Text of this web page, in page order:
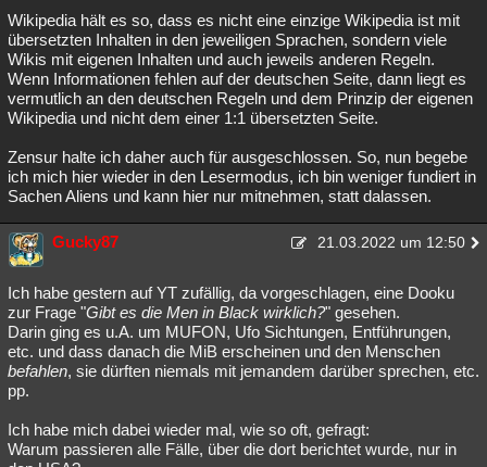
Wikipedia hält es so, dass es nicht eine einzige Wikipedia ist mit
übersetzten Inhalten in den jeweiligen Sprachen, sondern viele
Wikis mit eigenen Inhalten und auch jeweils anderen Regeln.
Wenn Informationen fehlen auf der deutschen Seite, dann liegt es
vermutlich an den deutschen Regeln und dem Prinzip der eigenen
Wikipedia und nicht dem einer 1:1 übersetzten Seite.
Zensur halte ich daher auch für ausgeschlossen. So, nun begebe
ich mich hier wieder in den Lesermodus, ich bin weniger fundiert in
Sachen Aliens und kann hier nur mitnehmen, statt dalassen.
Gucky87 21.03.2022 um 12:50
Ich habe gestern auf YT zufällig, da vorgeschlagen, eine Dooku
zur Frage "Gibt es die Men in Black wirklich?" gesehen.
Darin ging es u.A. um MUFON, Ufo Sichtungen, Entführungen,
etc. und dass danach die MiB erscheinen und den Menschen
befahlen, sie dürften niemals mit jemandem darüber sprechen, etc.
pp.
Ich habe mich dabei wieder mal, wie so oft, gefragt:
Warum passieren alle Fälle, über die dort berichtet wurde, nur in